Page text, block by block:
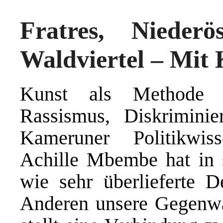
Fratres,
Waldviertel – Mit
Kunst als Methode
Rassismus,
Kameruner
Achille Mbembe hat in
wie sehr überlieferte
Anderen unsere